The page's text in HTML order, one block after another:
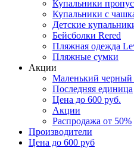
Купальники
Купальники с
Детские
Бейсболки Rered
Пляжная одежда
Пляжные сумки
Акции
Маленький черный
Последняя единица
Цена до 600 руб.
Акции
Распродажа от 50%
Производители
Цена до 600 руб